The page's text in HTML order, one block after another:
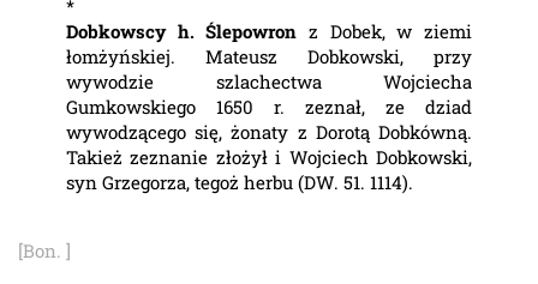
*
Dobkowscy h. Ślepowron z Dobek, w ziemi
łomżyńskiej. Mateusz Dobkowski, przy
wywodzie szlachectwa Wojciecha
Gumkowskiego 1650 r. zeznał, ze dziad
wywodzącego się, żonaty z Dorotą Dobkówną.
Takież zeznanie złożył i Wojciech Dobkowski,
syn Grzegorza, tegoż herbu (DW. 51. 1114).
[Bon. ]